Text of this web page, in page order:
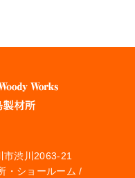
渋川2063-21
・ショールーム /